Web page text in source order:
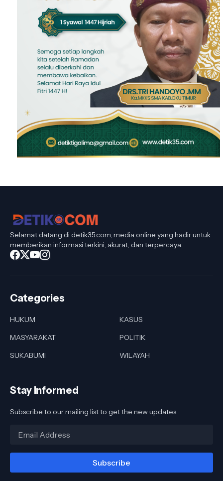
Selamat datang di detik35.com, media online yang hadir untuk
memberikan informasi terkini, akurat, dan terpercaya.
Categories
HUKUM
KASUS
MASYARAKAT
POLITIK
SUKABUMI
WILAYAH
Stay Informed
Subscribe to our mailing list to get the new updates.